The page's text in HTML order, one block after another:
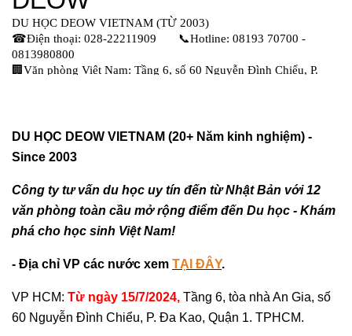
DU HỌC DEOW VIETNAM (20+ Năm kinh nghiệm) -
Since 2003
Công ty tư vấn du học uy tín đến từ Nhật Bản với 12
văn phòng toàn cầu mở rộng điểm đến Du học - Khám
phá cho học sinh Việt Nam!
- Địa chỉ VP các nước xem TẠI ĐÂY.
VP HCM: Từ ngày 15/7/2024, Tầng 6, tòa nhà An Gia, số
60 Nguyễn Đình Chiểu, P. Đa Kao, Quận 1. TPHCM.